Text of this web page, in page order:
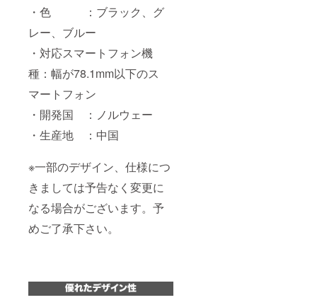
・色 ：ブラック、グ
レー、ブルー
・対応スマートフォン機
種：幅が78.1mm以下のス
マートフォン
・開発国 ：ノルウェー
・生産地 ：中国
※一部のデザイン、仕様につ
きましては予告なく変更に
なる場合がございます。予
めご了承下さい。